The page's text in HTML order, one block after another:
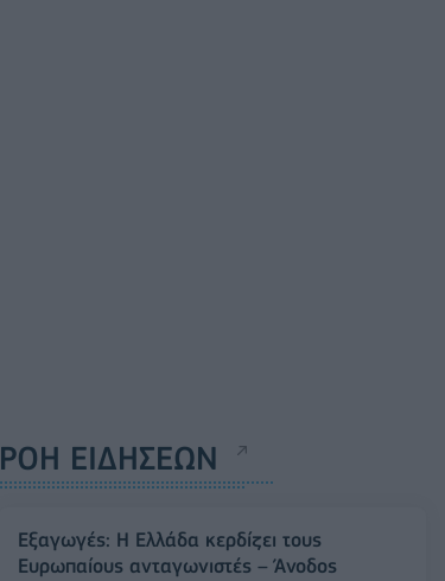
ΡΟΗ ΕΙΔΗΣΕΩΝ
Εξαγωγές: Η Ελλάδα κερδίζει τους
Ευρωπαίους ανταγωνιστές – Άνοδος